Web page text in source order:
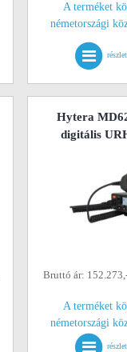
A terméket
németországi
Hytera
digitális
Bruttó ár:
A terméket
németországi